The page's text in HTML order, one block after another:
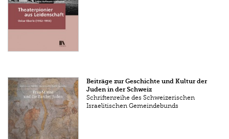
Beiträge zur Geschichte und Kultur der
Juden in der Schweiz
Schriftenreihe des Schweizerischen
Israelitischen Gemeindebunds